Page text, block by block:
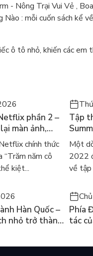
- Nông Trại Vui Vẻ ,
: mỗi cuốn sách kể
ô tô nhỏ, khiến các em
phần 2 –
màn ảnh,
lại Garcíachính thức
“Trăm năm cô
kiệt...
Tập
ra
gây
Một
2022
về tập
Hàn Quốc –
nhỏ trở thành
Phía
tác